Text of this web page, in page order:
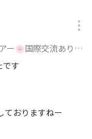
🇮🇳 【英語と日本語】に参加
です
ておりますねー